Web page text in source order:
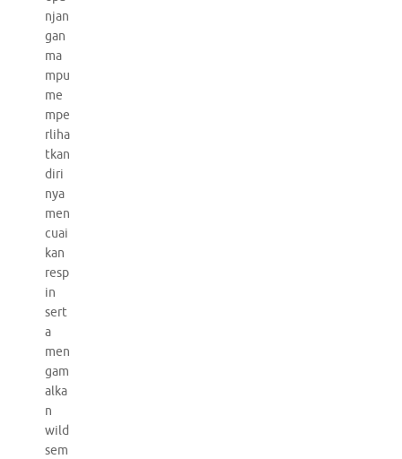
njan
gan
ma
mpu
me
mpe
rliha
tkan
diri
nya
men
cuai
kan
resp
in
sert
a
men
gam
alka
n
wild
sem